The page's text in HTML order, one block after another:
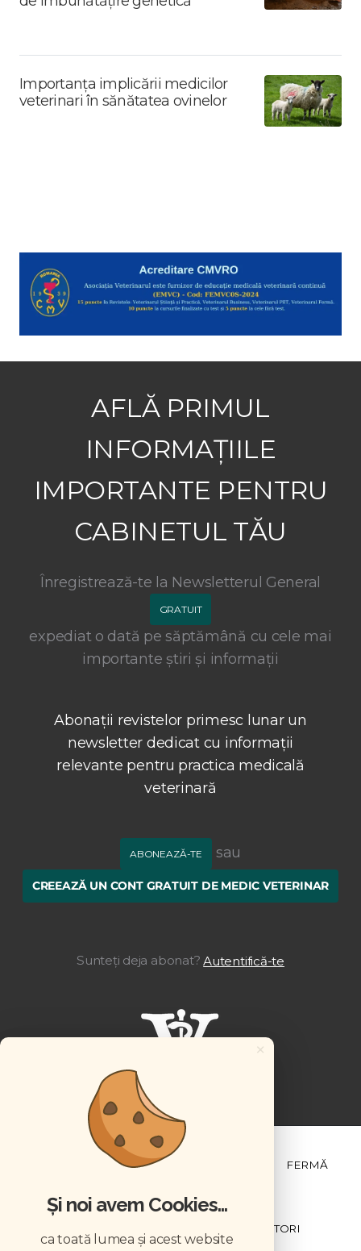
Importanța implicării medicilor
veterinari în sănătatea ovinelor
AFLĂ PRIMUL
INFORMAȚIILE
IMPORTANTE PENTRU
CABINETUL TĂU
Înregistrează-te la Newsletterul General
GRATUIT
expediat o dată pe săptămână cu cele mai
importante știri și informații
Abonații revistelor primesc lunar un
newsletter dedicat cu informații
relevante pentru practica medicală
veterinară
ABONEAZĂ-TE sau
CREEAZĂ UN CONT GRATUIT DE MEDIC VETERINAR
Sunteți deja abonat? Autentifică-te
ȘTIINȚĂ ȘI PRACTICĂ FERMĂ
CONTRIBUTORI
×
Și noi avem Cookies...
ca toată lumea și acest website